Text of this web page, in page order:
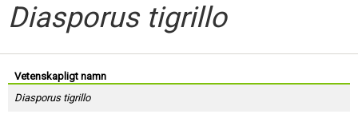
Diasporus tigrillo
Vetenskapligt namn
Diasporus tigrillo
Användarnamn:
Lösenord: